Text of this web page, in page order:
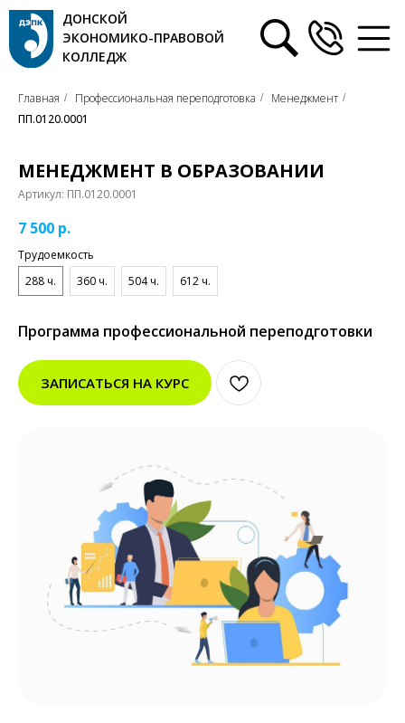
ДОНСКОЙ
ЭКОНОМИКО-ПРАВОВОЙ
КОЛЛЕДЖ
Главная / Профессиональная переподготовка / Менеджмент /
ПП.0120.0001
МЕНЕДЖМЕНТ В ОБРАЗОВАНИИ
Артикул: ПП.0120.0001
7 500 р.
Трудоемкость
288 ч.
360 ч. 504 ч. 612 ч.
Программа профессиональной переподготовки
ЗАПИСАТЬСЯ НА КУРС